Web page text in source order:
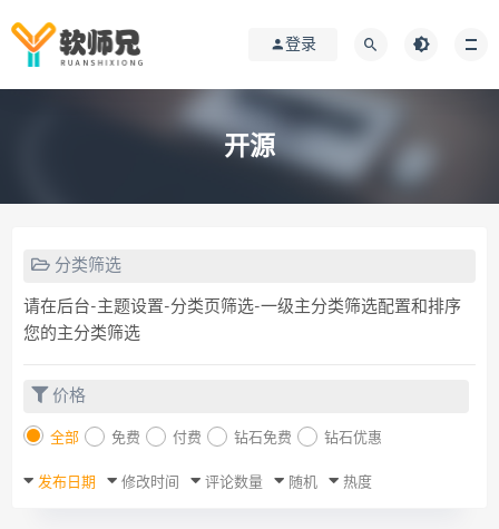
登录
开源
分类筛选
请在后台-主题设置-分类页筛选-一级主分类筛选配置和排序
您的主分类筛选
价格
全部 免费 付费 钻石免费 钻石优惠
发布日期 修改时间 评论数量 随机 热度